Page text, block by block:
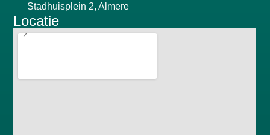
Stadhuisplein 2, Almere
Locatie